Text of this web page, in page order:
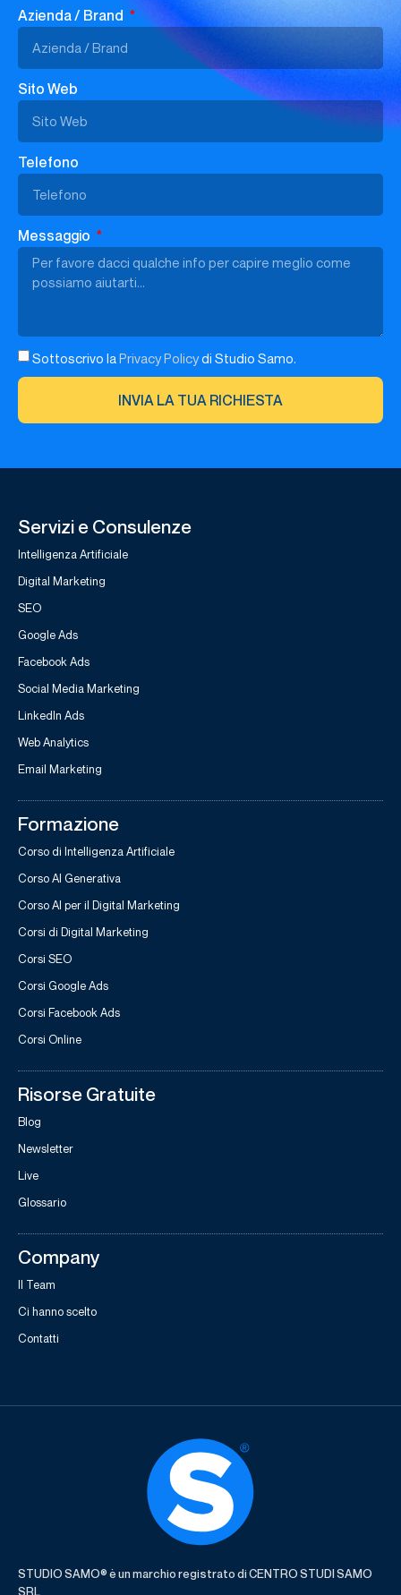
Azienda / Brand
Sito Web
Telefono
Messaggio
Sottoscrivo laPrivacy Policydi Studio Samo.
INVIA LA TUA RICHIESTA
Servizi e Consulenze
Intelligenza Artificiale
Digital Marketing
SEO
Google Ads
Facebook Ads
Social Media Marketing
LinkedIn Ads
Web Analytics
Email Marketing
Formazione
Corso di Intelligenza Artificiale
Corso AI Generativa
Corso AI per il Digital Marketing
Corsi di Digital Marketing
Corsi SEO
Corsi Google Ads
Corsi Facebook Ads
Corsi Online
Risorse Gratuite
Blog
Newsletter
Live
Glossario
Company
Il Team
Ci hanno scelto
Contatti
STUDIO SAMO® è un marchio registrato di CENTRO STUDI SAMO
SRL